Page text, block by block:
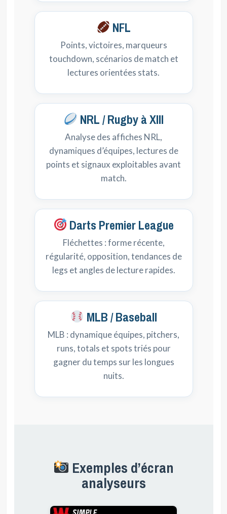
NFL
Points, victoires, marqueurs
touchdown, scénarios de match et
lectures orientées stats.
NRL / Rugby à XIII
Analyse des affiches NRL,
dynamiques d’équipes, lectures de
points et signaux exploitables avant
match.
Darts Premier League
Fléchettes : forme récente,
régularité, opposition, tendances de
legs et angles de lecture rapides.
MLB / Baseball
MLB : dynamique équipes, pitchers,
runs, totals et spots triés pour
gagner du temps sur les longues
nuits.
Exemples d’écran
analyseurs